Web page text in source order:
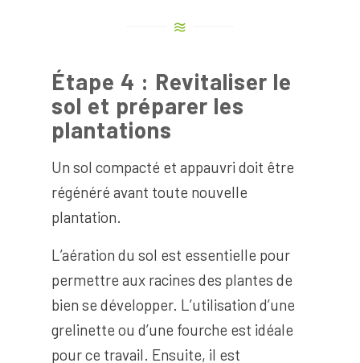
Étape 4 : Revitaliser le
sol et préparer les
plantations
Un sol compacté et appauvri doit être
régénéré avant toute nouvelle
plantation.
L’aération du sol est essentielle pour
permettre aux racines des plantes de
bien se développer. L’utilisation d’une
grelinette ou d’une fourche est idéale
pour ce travail. Ensuite, il est